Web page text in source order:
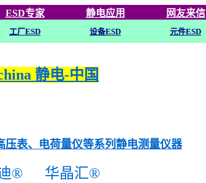
ESD专家 静电应用 网友来信
工厂ESD 设备ESD 元件ESD
静电-中国
压表、电荷量仪等系列静电测量仪器
®
华晶汇®